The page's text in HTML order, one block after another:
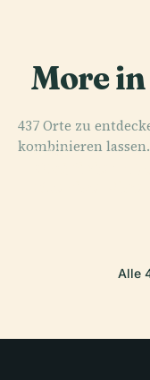
More in
437 Orte zu
kombinieren lassen.
PLACE
PLACE
Alle